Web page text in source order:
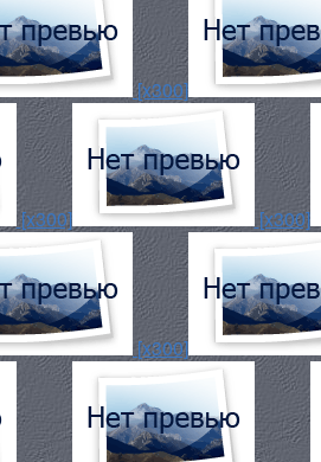
[x300]
[x300] [x300]
[x300]